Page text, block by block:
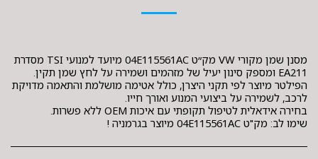
מסנן שמן מקורי VW מק״ט 04E115561AC מיועד למנועי TSI מסדרת
הפילטר מיוצר לפי תקני היצרן, כולל אטימה מושלמת והתאמה מדויקת
שימו לב: מק"ט 04E115561AC מיוצר בגרמניה !